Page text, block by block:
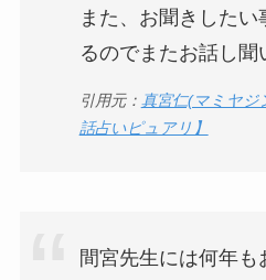
また、お聞きしたい
るのでまたお話し聞
引用元： 真宮仁(マミヤジ
話占いピュアリ】
間宮先生には何年も